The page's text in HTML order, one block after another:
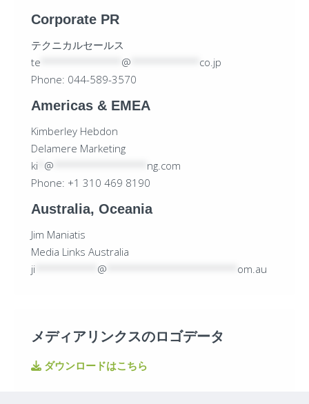
Corporate PR
テクニカルセールス
te
@
co.jp
Phone: 044-589-3570
Americas & EMEA
Kimberley Hebdon
Delamere Marketing
ki @
ng.com
Phone: +1 310 469 8190
Australia, Oceania
Jim Maniatis
Media Links Australia
ji
@ om.au
メディアリンクスのロゴデータ
ダウンロードはこちら